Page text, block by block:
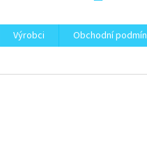
Výrobci Obchodní